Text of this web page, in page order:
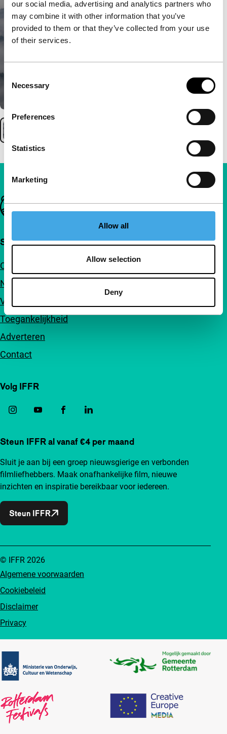
our social media, advertising and analytics partners who
may combine it with other information that you’ve
provided to them or that they’ve collected from your use
of their services.
Consent
Selection
Necessary
Preferences
Statistics
Marketing
Allow all
Allow selection
Deny
Belangrijke links
Snel naar
Over ons
Nieuwsbrieven
Veelgestelde vragen
Toegankelijkheid
Adverteren
Contact
Volg IFFR
Steun IFFR al vanaf €4 per maand
Sluit je aan bij een groep nieuwsgierige en verbonden
filmliefhebbers. Maak onafhankelijke film, nieuwe
inzichten en inspiratie bereikbaar voor iedereen.
Steun IFFR
Algemene voorwaarden
Cookiebeleid
Disclaimer
Privacy
© IFFR 2026